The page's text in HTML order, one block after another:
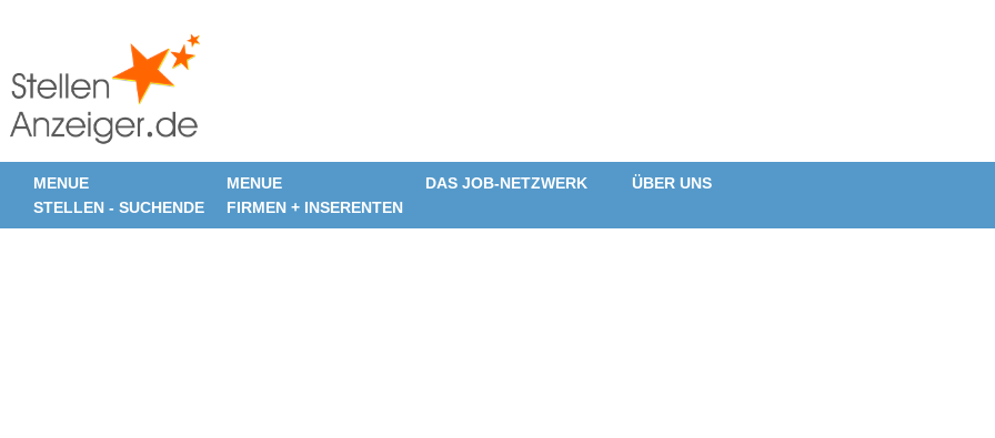
MENUE
STELLEN - SUCHENDE
MENUE
FIRMEN + INSERENTEN
DAS JOB-NETZWERK ÜBER UNS